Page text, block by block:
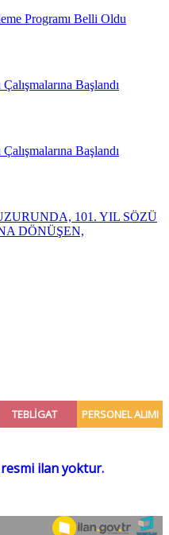
Programı Belli Oldu
Başlandı
Başlandı
101. YIL SÖZÜ
DÖNÜŞEN,